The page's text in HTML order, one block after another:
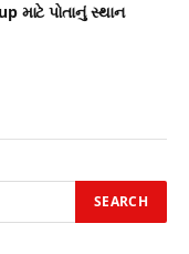
માટે પોતાનું સ્થાન